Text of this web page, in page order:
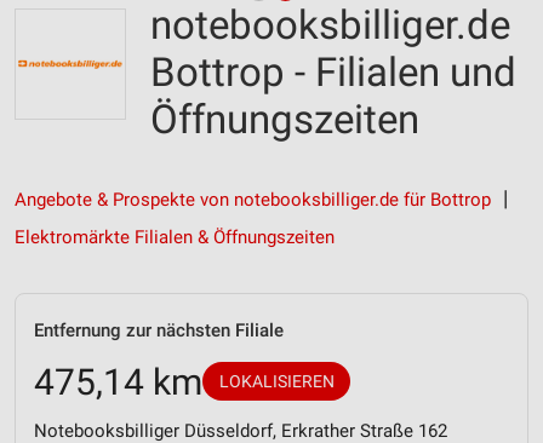
notebooksbilliger.de
Bottrop - Filialen und
Öffnungszeiten
Angebote & Prospekte von notebooksbilliger.de für Bottrop
Elektromärkte Filialen & Öffnungszeiten
Entfernung zur nächsten Filiale
475,14 km LOKALISIEREN
Notebooksbilliger Düsseldorf, Erkrather Straße 162